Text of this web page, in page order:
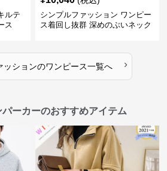
ルテ
ス
シンプルファッション ワンピー
ス着回し抜群 深めのぶいネック
ッションのワンピース一覧へ ›
ーカーのおすすめアイテム